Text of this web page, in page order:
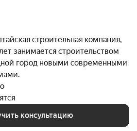
строительная компания,
занимается строительством
город новыми современными
консультацию